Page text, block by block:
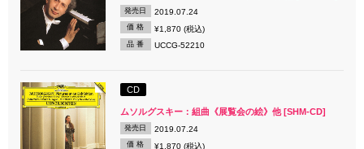
発売日 2019.07.24
価 格 ¥1,870 (税込)
品 番 UCCG-52210
CD
ムソルグスキー：組曲《展覧会の絵》他 [SHM-CD]
発売日 2019.07.24
価 格 ¥1,870 (税込)